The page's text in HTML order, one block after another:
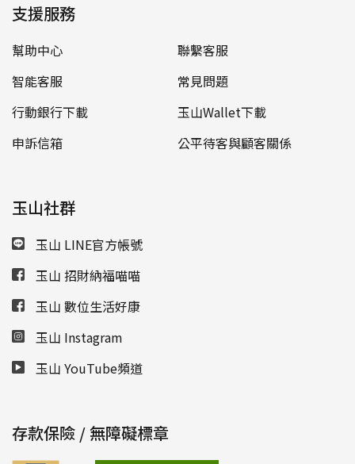
支援服務
幫助中心
聯繫客服
智能客服
常見問題
行動銀行下載
玉山Wallet下載
申訴信箱
公平待客與顧客關係
玉山社群
玉山 LINE官方帳號
玉山 招財納福喵喵
玉山 數位生活好康
玉山 Instagram
玉山 YouTube頻道
存款保險 / 無障礙標章